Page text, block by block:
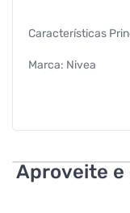
Características
Marca: Nivea
Segmento:
Aproveite